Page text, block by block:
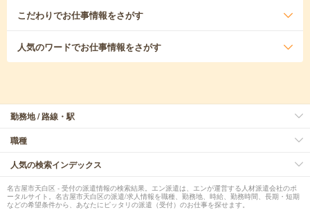
こだわりでお仕事情報をさがす
人気のワードでお仕事情報をさがす
勤務地 / 路線・駅
職種
人気の検索インデックス
名古屋市天白区 - 受付の派遣情報の検索結果。エン派遣は、エンが運営する人材派遣会社のポ
ータルサイト。名古屋市天白区の派遣/求人情報を職種、勤務地、時給、勤務時間、長期・短期
などの希望条件から、あなたにピッタリの派遣（受付）のお仕事を探せます。